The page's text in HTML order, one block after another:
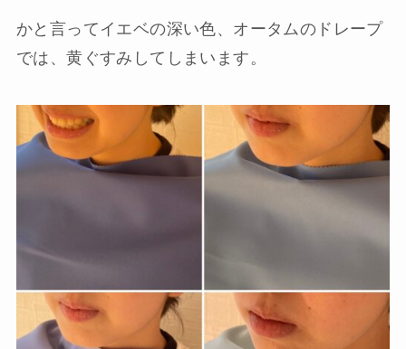
かと言ってイエベの深い色、オータムのドレープ
では、黄ぐすみしてしまいます。